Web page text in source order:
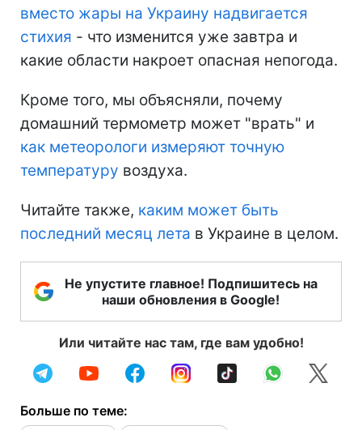
вместо жары на Украину надвигается
стихия - что изменится уже завтра и
какие области накроет опасная непогода.
Кроме того, мы объясняли, почему
домашний термометр может "врать" и
как метеорологи измеряют точную
температуру воздуха.
Читайте также, каким может быть
последний месяц лета в Украине в целом.
Не упустите главное! Подпишитесь на
наши обновления в Google!
Или читайте нас там, где вам удобно!
Больше по теме: